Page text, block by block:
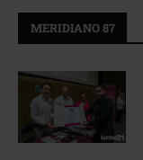
MERIDIANO 87